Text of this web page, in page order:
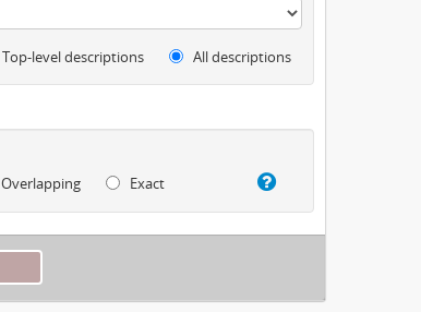
Top-level descriptions All descriptions
Overlapping
Exact